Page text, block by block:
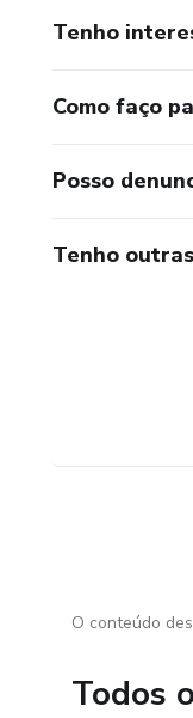
Tenho
Como faço
Posso
Tenho
O conteúdo
Todos